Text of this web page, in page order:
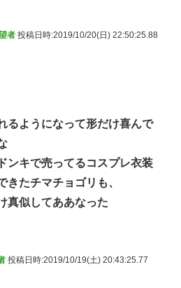
者 投稿日時:2019/10/20(日) 22:50:25.88
るようになって形だけ喜んで
ンキで売ってるコスプレ衣装
きたチマチョゴリも、
真似してああなった
投稿日時:2019/10/19(土) 20:43:25.77